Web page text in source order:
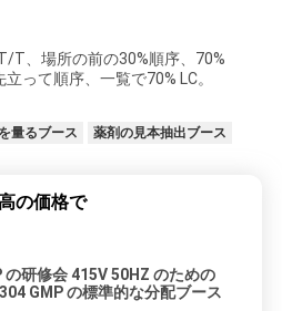
T、場所の前の30%順序、70%
って順序、一覧で70% LC。
量るブース 薬剤の見本抽出ブース
の価格で
の研修会 415V 50HZ のための
GMP の標準的な分配ブース